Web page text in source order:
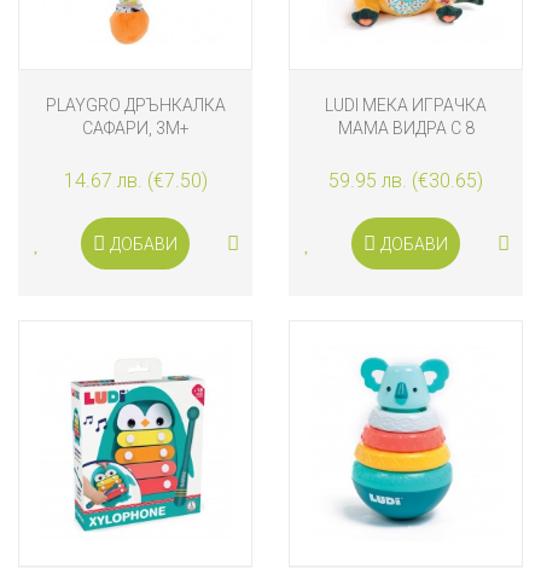
PLAYGRO ДРЪНКАЛКА
САФАРИ, 3М+
14.67 лв. (€7.50)
ДОБАВИ
LUDI МЕКА ИГРАЧКА
МАМА ВИДРА С 8
59.95 лв. (€30.65)
ДОБАВИ